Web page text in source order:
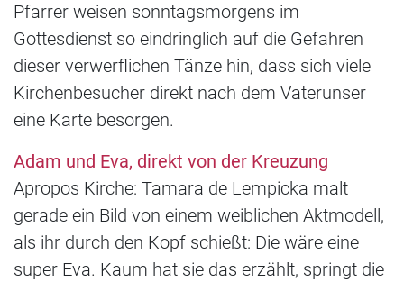
Pfarrer weisen sonntagsmorgens im
Gottesdienst so eindringlich auf die Gefahren
dieser verwerflichen Tänze hin, dass sich viele
Kirchenbesucher direkt nach dem Vaterunser
eine Karte besorgen.
Adam und Eva, direkt von der Kreuzung
Apropos Kirche: Tamara de Lempicka malt
gerade ein Bild von einem weiblichen Aktmodell,
als ihr durch den Kopf schießt: Die wäre eine
super Eva. Kaum hat sie das erzählt, springt die